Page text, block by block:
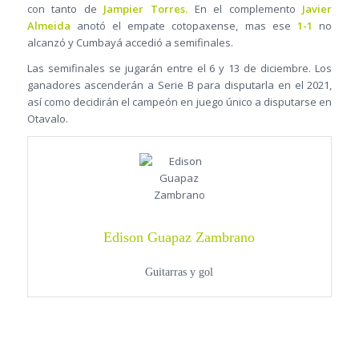
con tanto de Jampier Torres. En el complemento Javier
Almeida anotó el empate cotopaxense, mas ese 1-1 no
alcanzó y Cumbayá accedió a semifinales.
Las semifinales se jugarán entre el 6 y 13 de diciembre. Los
ganadores ascenderán a Serie B para disputarla en el 2021,
así como decidirán el campeón en juego único a disputarse en
Otavalo.
Edison Guapaz Zambrano
Guitarras y gol